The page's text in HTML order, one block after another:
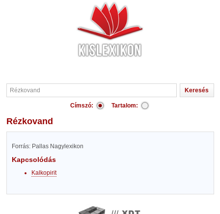
Címszó: Tartalom:
Rézkovand
Forrás: Pallas Nagylexikon
Kapcsolódás
Kalkopirit